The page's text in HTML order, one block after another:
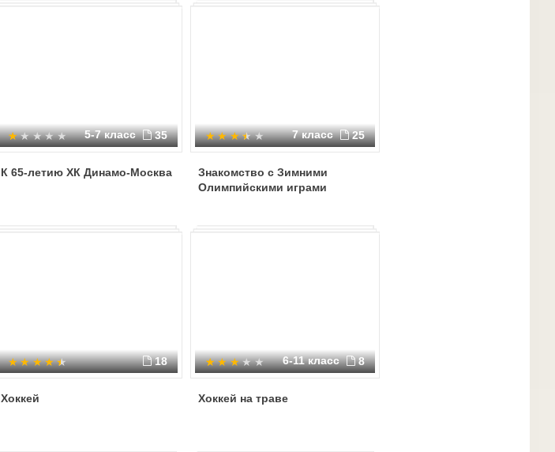
5-7 класс 35
К 65-летию ХК Динамо-Москва
7 класс 25
Знакомство с Зимними
Олимпийскими играми
18
Хоккей
6-11 класс 8
Хоккей на траве